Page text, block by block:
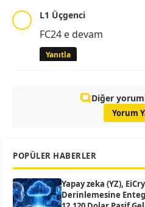
L1 Üçgenci
FC24 e devam
Yanıtla
Diğer
Yorum
POPÜLER HABERLER
Yapay zeka (YZ),
Derinlemesine